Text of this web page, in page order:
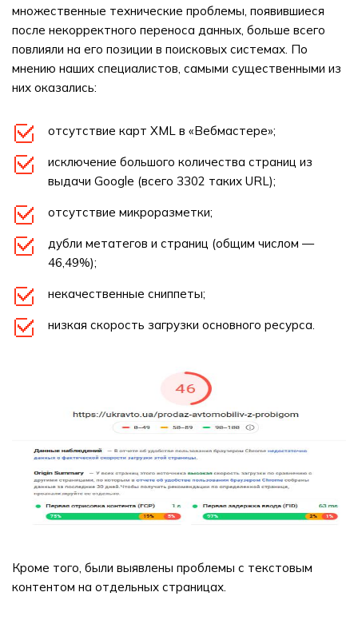
множественные технические проблемы, появившиеся
после некорректного переноса данных, больше всего
повлияли на его позиции в поисковых системах. По
мнению наших специалистов, самыми существенными из
них оказались:
отсутствие карт XML в «Вебмастере»;
исключение большого количества страниц из
выдачи Google (всего 3302 таких URL);
отсутствие микроразметки;
дубли метатегов и страниц (общим числом —
46,49%);
некачественные сниппеты;
низкая скорость загрузки основного ресурса.
Кроме того, были выявлены проблемы с текстовым
контентом на отдельных страницах.